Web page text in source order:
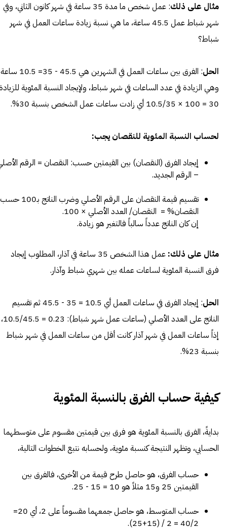
مثال على ذلك
: عمل شخص ما مدة 35 ساعة في شهر كانون الثاني، وفي
شهر شباط عمل 45.5 ساعة، ما هي نسبة زيادة ساعات العمل في شهر
شباط؟
الحل
: الفرق بين ساعات العمل في الشهرين هي 45.5 -
وهي الزيادة في عدد الساعات في شهر شباط، ولإيجاد النسبة المئوية
30 = 100 × 10.5/35 أي زادت ساعات عمل الشخص بنسبة 30%.
لحساب النسبة المئوية للنقصان يجب:
إيجاد الفرق (النقصان) بين القيمتين حسب: النقصان = الرقم
– الرقم الجديد.
تقسيم قيمة النقصان على الرقم الأصلي وضرب
النقصان% = النقصان/ العدد الأصلي × 100.
إن كان الناتج عدداً سالباً فالتغير هو زيادة.
مثال على ذلك:
عمل هذا الشخص 35 ساعة في آذار، المطلوب إيجاد
فرق النسبة المئوية لساعات عمله بين شهري شباط وآذار.
الحل
: إيجاد الفرق في ساعات العمل أي 10.5 = 35 - 45.5 ثم تقسيم
الناتج على العدد الأصلي (ساعات عمل شهر شباط): 0.23 = 10.5/45.5،
إذاً ساعات العمل في شهر آذار كانت أقل من ساعات العمل في شهر شباط
بنسبة 23%.
كيفية حساب الفرق بالنسبة المئوية
بدايةً، الفرق بالنسبة المئوية هو فرق بين قيمتين مقسوم على متوسطهما
الحسابي، وتظهر النتيجة كنسبة مئوية، ولحسابه نتبع الخطوات التالية،
حساب الفرق، هو حاصل طرح قيمة من الأخرى، فالفرق بين
القيمتين 25 و15 مثلاً هو 10 = 15 - 25.
حساب المتوسط، هو حاصل جمعهما مقسوماً على 2، أي 20=
40/2 = 2 / (15+25).